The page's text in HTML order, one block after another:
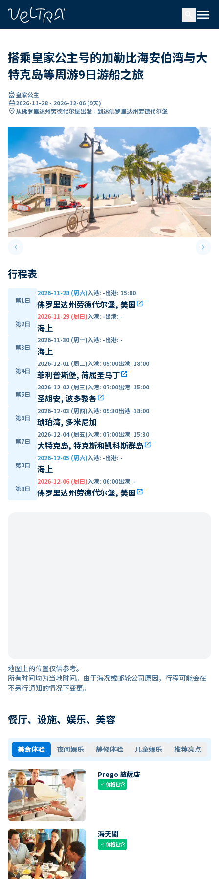
menu
搭乘皇家公主号的加勒比海安伯湾与大
特克岛等周游9日游船之旅
directions_boat皇家公主
card_travel2026-11-28 - 2026-12-06 (9天)
location_on从佛罗里达州劳德代尔堡出发 - 到达佛罗里达州劳德代尔堡
keyboard_arrow_leftPrevious slide keyboard_arrow_right
行程表
第1日
2026-11-28 (周六)入港: -出港: 15:00
佛罗里达州劳德代尔堡, 美国open_in_new
第2日
2026-11-29 (周日)入港: -出港: -
海上
第3日
2026-11-30 (周一)入港: -出港: -
海上
第4日
2026-12-01 (周二)入港: 09:00出港: 18:00
菲利普斯堡, 荷属圣马丁open_in_new
第5日
2026-12-02 (周三)入港: 07:00出港: 15:00
圣胡安, 波多黎各open_in_new
第6日
2026-12-03 (周四)入港: 09:30出港: 18:00
琥珀湾, 多米尼加
第7日
2026-12-04 (周五)入港: 07:00出港: 15:30
大特克岛, 特克斯和凯科斯群岛open_in_new
第8日
2026-12-05 (周六)入港: -出港: -
海上
第9日
2026-12-06 (周日)入港: 06:00出港: -
佛罗里达州劳德代尔堡, 美国open_in_new
地图上的位置仅供参考。
所有时间均为当地时间。由于海况或邮轮公司原因，行程可能会在
不另行通知的情况下变更。
餐厅、设施、娱乐、美容
美食体验 夜间娱乐 静修体验 儿童娱乐 推荐亮点
Prego 披薩店
check价格包含
海天閣
check价格包含